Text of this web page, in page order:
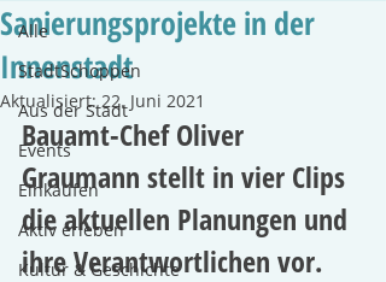
Alle
StadtSchoppen
Aus der Stadt
Events
Einkaufen
Aktiv erleben
Kultur & Geschichte
Sanierungsprojekte in der
Innenstadt
Aktualisiert:22. Juni 2021
Bauamt-Chef Oliver
Graumann stellt in vier Clips
die aktuellen Planungen und
ihre Verantwortlichen vor.